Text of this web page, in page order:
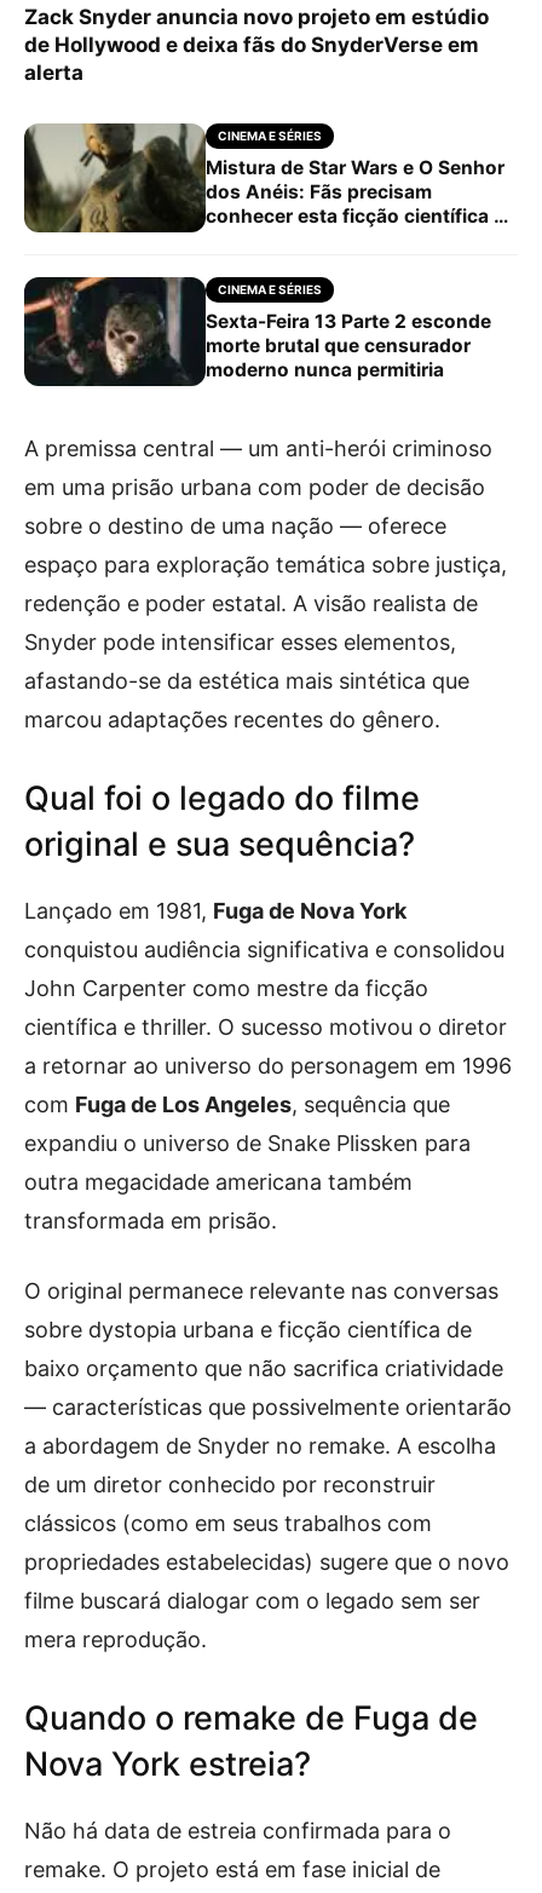
Zack Snyder anuncia novo projeto em estúdio
de Hollywood e deixa fãs do SnyderVerse em
alerta
CINEMA E SÉRIES
Mistura de Star Wars e O Senhor
dos Anéis: Fãs precisam
conhecer esta ficção científica da
CINEMA E SÉRIES
Sexta-Feira 13 Parte 2 esconde
morte brutal que censurador
moderno nunca permitiria
A premissa central — um anti-herói criminoso
em uma prisão urbana com poder de decisão
sobre o destino de uma nação — oferece
espaço para exploração temática sobre justiça,
redenção e poder estatal. A visão realista de
Snyder pode intensificar esses elementos,
afastando-se da estética mais sintética que
marcou adaptações recentes do gênero.
Qual foi o legado do filme
original e sua sequência?
Lançado em 1981, Fuga de Nova York
conquistou audiência significativa e consolidou
John Carpenter como mestre da ficção
científica e thriller. O sucesso motivou o diretor
a retornar ao universo do personagem em 1996
com Fuga de Los Angeles, sequência que
expandiu o universo de Snake Plissken para
outra megacidade americana também
transformada em prisão.
O original permanece relevante nas conversas
sobre dystopia urbana e ficção científica de
baixo orçamento que não sacrifica criatividade
— características que possivelmente orientarão
a abordagem de Snyder no remake. A escolha
de um diretor conhecido por reconstruir
clássicos (como em seus trabalhos com
propriedades estabelecidas) sugere que o novo
filme buscará dialogar com o legado sem ser
mera reprodução.
Quando o remake de Fuga de
Nova York estreia?
Não há data de estreia confirmada para o
remake. O projeto está em fase inicial de